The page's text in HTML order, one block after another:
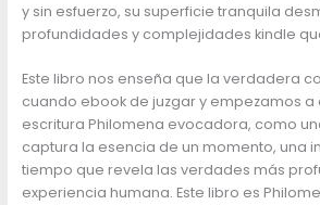
y sin esfuerzo, su superficie tranquila
profundidades y complejidades kindle
Este libro nos enseña que la verdadera
cuando ebook de juzgar y empezamos a
escritura Philomena evocadora, como
captura la esencia de un momento, una
tiempo que revela las verdades más
experiencia humana. Este libro es